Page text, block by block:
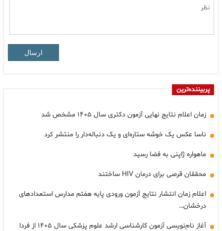
ارسال
پربیننده‌ترین
زمان اعلام نتایج نهایی آزمون دکتری سال ۱۴۰۵ مشخص شد
ناسا عکس یک خوشه ستاره‌ای و یک دنباله‌دار را منتشر کرد
ماهواره ژاپنی به فضا رسید
محققان قرصی برای درمان HIV ساختند
اعلام زمان انتشار نتایج آزمون ورودی پایه هفتم مدارس استعدادهای
درخشان…
آغاز نام‌نویسی آزمون کارشناسی ارشد علوم پزشکی سال ۱۴۰۵ از فردا